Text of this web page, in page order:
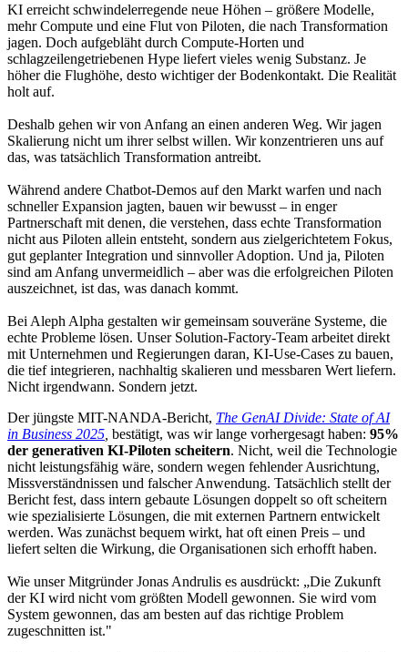
KI erreicht schwindelerregende neue Höhen – größere Modelle,
mehr Compute und eine Flut von Piloten, die nach Transformation
jagen. Doch aufgebläht durch Compute-Horten und
schlagzeilengetriebenen Hype liefert vieles wenig Substanz. Je
höher die Flughöhe, desto wichtiger der Bodenkontakt. Die Realität
holt auf.
Deshalb gehen wir von Anfang an einen anderen Weg. Wir jagen
Skalierung nicht um ihrer selbst willen. Wir konzentrieren uns auf
das, was tatsächlich Transformation antreibt.
Während andere Chatbot-Demos auf den Markt warfen und nach
schneller Expansion jagten, bauen wir bewusst – in enger
Partnerschaft mit denen, die verstehen, dass echte Transformation
nicht aus Piloten allein entsteht, sondern aus zielgerichtetem Fokus,
gut geplanter Integration und sinnvoller Adoption. Und ja, Piloten
sind am Anfang unvermeidlich – aber was die erfolgreichen Piloten
auszeichnet, ist das, was danach kommt.
Bei Aleph Alpha gestalten wir gemeinsam souveräne Systeme, die
echte Probleme lösen. Unser Solution-Factory-Team arbeitet direkt
mit Unternehmen und Regierungen daran, KI-Use-Cases zu bauen,
die tief integrieren, nachhaltig skalieren und messbaren Wert liefern.
Nicht irgendwann. Sondern jetzt.
Der jüngste MIT-NANDA-Bericht, The GenAI Divide: State of AI
in Business 2025 bestätigt, was wir lange vorhergesagt haben: 95%
der generativen KI-Piloten scheitern. Nicht, weil die Technologie
nicht leistungsfähig wäre, sondern wegen fehlender Ausrichtung,
Missverständnissen und falscher Anwendung. Tatsächlich stellt der
Bericht fest, dass intern gebaute Lösungen doppelt so oft scheitern
wie spezialisierte Lösungen, die mit externen Partnern entwickelt
werden. Was zunächst bequem wirkt, hat oft einen Preis – und
liefert selten die Wirkung, die Organisationen sich erhofft haben.
Wie unser Mitgründer Jonas Andrulis es ausdrückt: „Die Zukunft
der KI wird nicht vom größten Modell gewonnen. Sie wird vom
System gewonnen, das am besten auf das richtige Problem
zugeschnitten ist."